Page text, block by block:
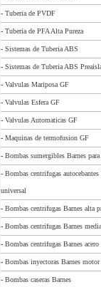
- Tuberia de PVDF
- Tuberia de PFA Alta Pureza
- Sistemas de Tuberia ABS
- Sistemas de Tuberia ABS
- Valvulas Mariposa GF
- Valvulas Esfera GF
- Valvulas Automaticas GF
- Maquinas de termofusion GF
- Bombas sumergibles Barnes
- Bombas centrifugas
universal
- Bombas centrifugas Barnes alta
- Bombas centrifugas Barnes
- Bombas centrifugas Barnes
- Bombas inyectoras Barnes
- Bombas caseras Barnes